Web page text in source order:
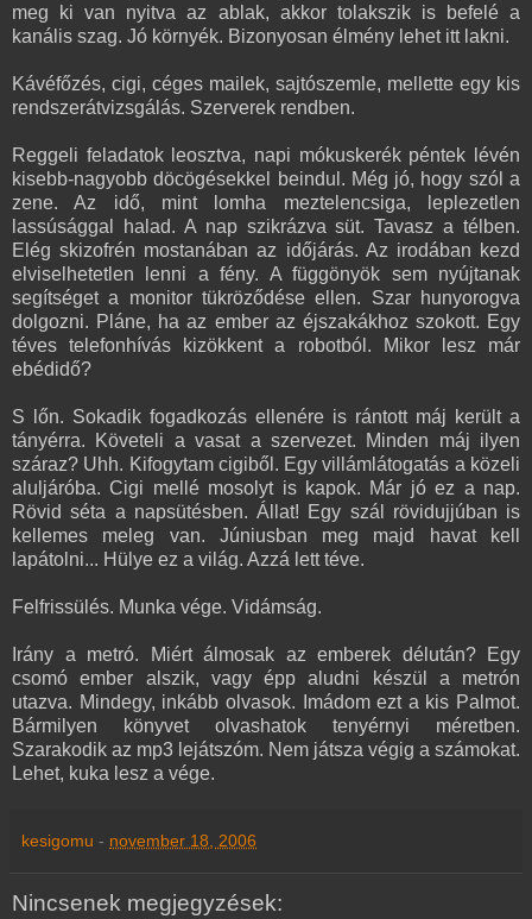
meg ki van nyitva az ablak, akkor tolakszik is befelé a
kanális szag. Jó környék. Bizonyosan élmény lehet itt lakni.
Kávéfőzés, cigi, céges mailek, sajtószemle, mellette egy kis
rendszerátvizsgálás. Szerverek rendben.
Reggeli feladatok leosztva, napi mókuskerék péntek lévén
kisebb-nagyobb döcögésekkel beindul. Még jó, hogy szól a
zene. Az idő, mint lomha meztelencsiga, leplezetlen
lassúsággal halad. A nap szikrázva süt. Tavasz a télben.
Elég skizofrén mostanában az időjárás. Az irodában kezd
elviselhetetlen lenni a fény. A függönyök sem nyújtanak
segítséget a monitor tükröződése ellen. Szar hunyorogva
dolgozni. Pláne, ha az ember az éjszakákhoz szokott. Egy
téves telefonhívás kizökkent a robotból. Mikor lesz már
ebédidő?
S lőn. Sokadik fogadkozás ellenére is rántott máj került a
tányérra. Követeli a vasat a szervezet. Minden máj ilyen
száraz? Uhh. Kifogytam cigiből. Egy villámlátogatás a közeli
aluljáróba. Cigi mellé mosolyt is kapok. Már jó ez a nap.
Rövid séta a napsütésben. Állat! Egy szál rövidujjúban is
kellemes meleg van. Júniusban meg majd havat kell
lapátolni... Hülye ez a világ. Azzá lett téve.
Felfrissülés. Munka vége. Vidámság.
Irány a metró. Miért álmosak az emberek délután? Egy
csomó ember alszik, vagy épp aludni készül a metrón
utazva. Mindegy, inkább olvasok. Imádom ezt a kis Palmot.
Bármilyen könyvet olvashatok tenyérnyi méretben.
Szarakodik az mp3 lejátszóm. Nem játsza végig a számokat.
Lehet, kuka lesz a vége.
kesigomu - november 18, 2006
Nincsenek megjegyzések: